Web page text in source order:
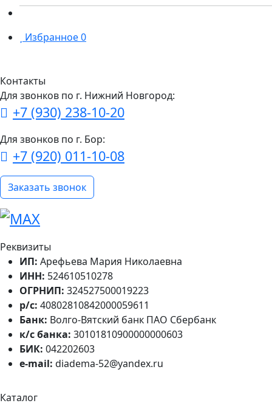
Избранное0
Контакты
Для звонков по г. Нижний Новгород:
+7 (930) 238-10-20
Для звонков по г. Бор:
+7 (920) 011-10-08
Заказать звонок
Реквизиты
ИП: Арефьева Мария Николаевна
ИНН: 524610510278
ОГРНИП: 324527500019223
р/с: 40802810842000059611
Банк: Волго-Вятский банк ПАО Сбербанк
к/с банка: 30101810900000000603
БИК: 042202603
e-mail: diadema-52@yandex.ru
Каталог